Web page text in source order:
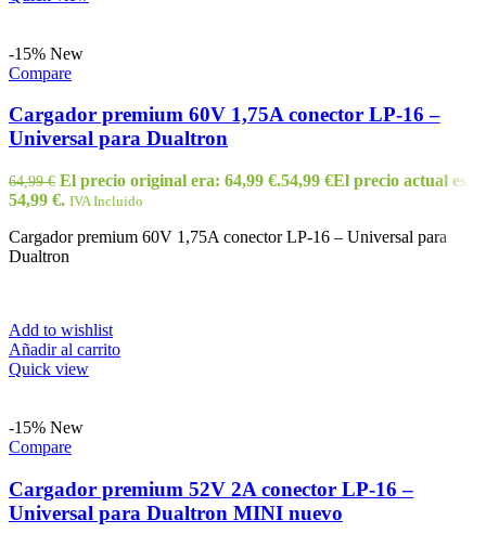
-15% New
Compare
Cargador premium 60V 1,75A conector LP-16 –
Universal para Dualtron
64,99€ El precio original era: 64,99 €.54,99 €El precio actual es:
54,99 €. IVA Incluido
Cargador premium 60V 1,75A conector LP-16 – Universal para
Dualtron
Add to wishlist
Añadir al carrito
Quick view
-15% New
Compare
Cargador premium 52V 2A conector LP-16 –
Universal para Dualtron MINI nuevo